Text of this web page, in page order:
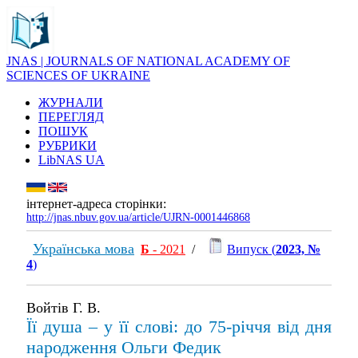
JNAS | JOURNALS OF NATIONAL ACADEMY OF
SCIENCES OF UKRAINE
ЖУРНАЛИ
ПЕРЕГЛЯД
ПОШУК
РУБРИКИ
LibNAS UA
інтернет-адреса сторінки:
http://jnas.nbuv.gov.ua/article/UJRN-0001446868
Українська мова Б - 2021 / Випуск (2023, №
4)
Войтів Г. В.
Її душа – у її слові: до 75-річчя від дня
народження Ольги Федик